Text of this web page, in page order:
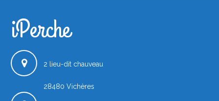
iPerche.fr
iPerche
2 lieu-dit chauveau
28480 Vichères